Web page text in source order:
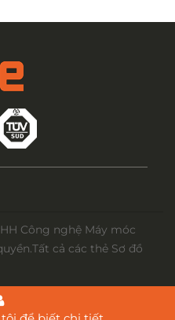
Công nghệ Máy móc
Tất cả các thẻ Sơ đồ